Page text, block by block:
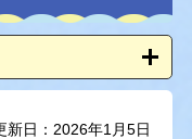
新日：2026年1月5日